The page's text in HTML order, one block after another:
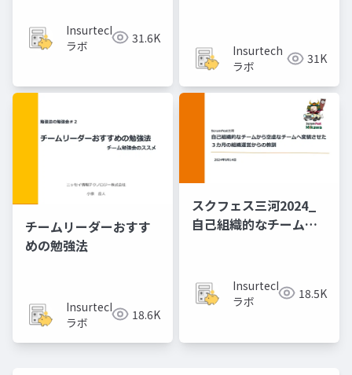
た
Insurtech
ラボ
31.6K
か？ 「ちょっと何言っ
ているかわかんない」
と共にした１年間
Insurtech
ラボ
31K
チームリーダーおすす
めの勉強法
Insurtech
ラボ
18.6K
スクフェス三河2024_
自己組織的なチームか
営からの教訓
Insurtech
ラボ
18.5K